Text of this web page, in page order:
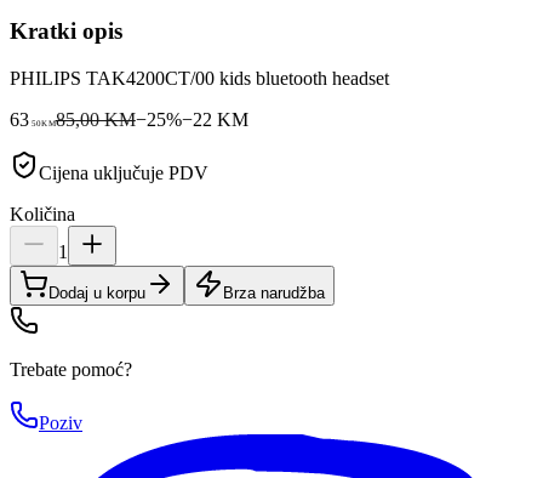
Kratki opis
PHILIPS TAK4200CT/00 kids bluetooth headset
63 50KM85,00 KM−25%−22 KM
Cijena uključuje PDV
Količina
1
Dodaj u korpu Brza narudžba
Trebate pomoć?
Poziv